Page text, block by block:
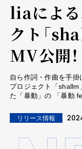
liaによる
クト「
MV公開！
自ら作詞・作曲を手
プロジェクト「
た「暴動」の 「暴動
リリース情報